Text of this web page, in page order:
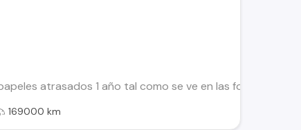
atrasados 1 año tal como se ve en las fotos
169000 km